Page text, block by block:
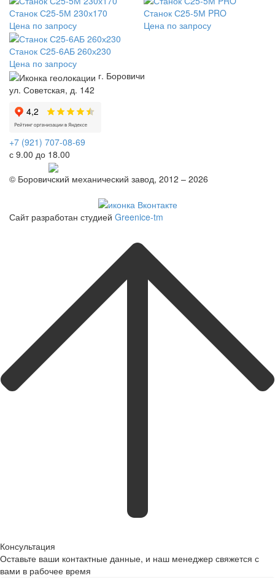
Станок С25-5М 230х170
Цена по запросу
Станок С25-5М PRO
Цена по запросу
Станок С25-6АБ 260х230
Цена по запросу
г. Боровичи
ул. Советская, д. 142
+7 (921) 707-08-69
с 9.00 до 18.00
© Боровичский механический завод, 2012 – 2026
Сайт разработан студией Greenice-tm
Консультация
Оставьте ваши контактные данные, и наш менеджер свяжется с
вами в рабочее время